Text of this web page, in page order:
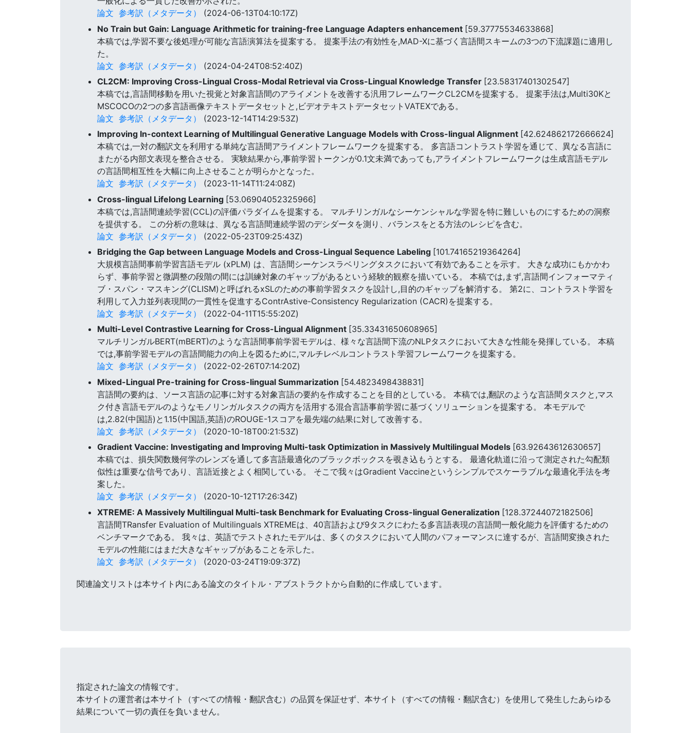
論文 参考訳（メタデータ）
(2024-06-13T04:10:17Z)
No Train but Gain: Language Arithmetic for training-free Language Adapters enhancement [59.37775534633868]
本稿では,学習不要な後処理が可能な言語演算法を提案する。 提案手法の有効性を,MAD-Xに基づく言語間スキームの3つの下流課題に適用し
た。
論文 参考訳（メタデータ）
(2024-04-24T08:52:40Z)
CL2CM: Improving Cross-Lingual Cross-Modal Retrieval via Cross-Lingual Knowledge Transfer [23.58317401302547]
本稿では,言語間移動を用いた視覚と対象言語間のアライメントを改善する汎用フレームワークCL2CMを提案する。 提案手法は,Multi30Kと
MSCOCOの2つの多言語画像テキストデータセットと,ビデオテキストデータセットVATEXである。
論文 参考訳（メタデータ）
(2023-12-14T14:29:53Z)
Improving In-context Learning of Multilingual Generative Language Models with Cross-lingual Alignment [42.624862172666624]
本稿では,一対の翻訳文を利用する単純な言語間アライメントフレームワークを提案する。 多言語コントラスト学習を通じて、異なる言語に
またがる内部文表現を整合させる。 実験結果から,事前学習トークンが0.1文未満であっても,アライメントフレームワークは生成言語モデル
の言語間相互性を大幅に向上させることが明らかとなった。
論文 参考訳（メタデータ）
(2023-11-14T11:24:08Z)
Cross-lingual Lifelong Learning [53.06904052325966]
本稿では,言語間連続学習(CCL)の評価パラダイムを提案する。 マルチリンガルなシーケンシャルな学習を特に難しいものにするための洞察
を提供する。 この分析の意味は、異なる言語間連続学習のデシダータを測り、バランスをとる方法のレシピを含む。
論文 参考訳（メタデータ）
(2022-05-23T09:25:43Z)
Bridging the Gap between Language Models and Cross-Lingual Sequence Labeling [101.74165219364264]
大規模言語間事前学習言語モデル (xPLM) は、言語間シーケンスラベリングタスクにおいて有効であることを示す。 大きな成功にもかかわ
らず、事前学習と微調整の段階の間には訓練対象のギャップがあるという経験的観察を描いている。 本稿では,まず,言語間インフォーマティ
ブ・スパン・マスキング(CLISM)と呼ばれるxSLのための事前学習タスクを設計し,目的のギャップを解消する。 第2に、コントラスト学習を
利用して入力並列表現間の一貫性を促進するContrAstive-Consistency Regularization (CACR)を提案する。
論文 参考訳（メタデータ）
(2022-04-11T15:55:20Z)
Multi-Level Contrastive Learning for Cross-Lingual Alignment [35.33431650608965]
マルチリンガルBERT(mBERT)のような言語間事前学習モデルは、様々な言語間下流のNLPタスクにおいて大きな性能を発揮している。 本稿
では,事前学習モデルの言語間能力の向上を図るために,マルチレベルコントラスト学習フレームワークを提案する。
論文 参考訳（メタデータ）
(2022-02-26T07:14:20Z)
Mixed-Lingual Pre-training for Cross-lingual Summarization [54.4823498438831]
言語間の要約は、ソース言語の記事に対する対象言語の要約を作成することを目的としている。 本稿では,翻訳のような言語間タスクと,マス
ク付き言語モデルのようなモノリンガルタスクの両方を活用する混合言語事前学習に基づくソリューションを提案する。 本モデルで
は,2.82(中国語)と1.15(中国語,英語)のROUGE-1スコアを最先端の結果に対して改善する。
論文 参考訳（メタデータ）
(2020-10-18T00:21:53Z)
Gradient Vaccine: Investigating and Improving Multi-task Optimization in Massively Multilingual Models [63.92643612630657]
本稿では、損失関数幾何学のレンズを通して多言語最適化のブラックボックスを覗き込もうとする。 最適化軌道に沿って測定された勾配類
似性は重要な信号であり、言語近接とよく相関している。 そこで我々はGradient Vaccineというシンプルでスケーラブルな最適化手法を考
案した。
論文 参考訳（メタデータ）
(2020-10-12T17:26:34Z)
XTREME: A Massively Multilingual Multi-task Benchmark for Evaluating Cross-lingual Generalization [128.37244072182506]
言語間TRansfer Evaluation of Multilinguals XTREMEは、40言語および9タスクにわたる多言語表現の言語間一般化能力を評価するための
ベンチマークである。 我々は、英語でテストされたモデルは、多くのタスクにおいて人間のパフォーマンスに達するが、言語間変換された
モデルの性能にはまだ大きなギャップがあることを示した。
論文 参考訳（メタデータ） (2020-03-24T19:09:37Z)
関連論文リストは本サイト内にある論文のタイトル・アブストラクトから自動的に作成しています。
指定された論文の情報です。
本サイトの運営者は本サイト（すべての情報・翻訳含む）の品質を保証せず、本サイト（すべての情報・翻訳含む）を使用して発生したあらゆる
結果について一切の責任を負いません。